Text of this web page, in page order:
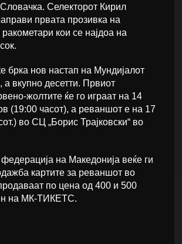
Селекторот Кирил
првата прозивка на
кои се најдоа на
брка нов настап на Мундијалот
а вкупно десетти. Првиот
жолтите ќе го играат на 14
(19:00 часот), а реваншот е на 17
во СЦ „Борис Трајковски“ во
на Македонија веќе ги
картите за реваншот во
по цена од 400 и 500
на МК-ТИКЕТС.